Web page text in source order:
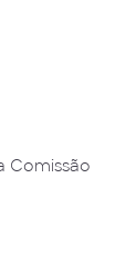
Comissão